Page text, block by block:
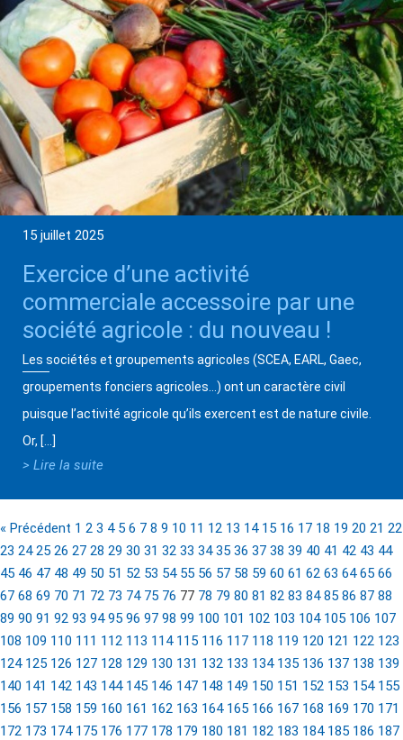
15 juillet 2025
Exercice d’une activité
commerciale accessoire par une
société agricole : du nouveau !
Les sociétés et groupements agricoles (SCEA, EARL, Gaec,
groupements fonciers agricoles…) ont un caractère civil
puisque l’activité agricole qu’ils exercent est de nature civile.
Or, […]
> Lire la suite
« Précédent 1 2 3 4 5 6 7 8 9 10 11 12 13 14 15 16 17 18 19 20 21 22
23 24 25 26 27 28 29 30 31 32 33 34 35 36 37 38 39 40 41 42 43 44
45 46 47 48 49 50 51 52 53 54 55 56 57 58 59 60 61 62 63 64 65 66
67 68 69 70 71 72 73 74 75 76 77 78 79 80 81 82 83 84 85 86 87 88
89 90 91 92 93 94 95 96 97 98 99 100 101 102 103 104 105 106 107
108 109 110 111 112 113 114 115 116 117 118 119 120 121 122 123
124 125 126 127 128 129 130 131 132 133 134 135 136 137 138 139
140 141 142 143 144 145 146 147 148 149 150 151 152 153 154 155
156 157 158 159 160 161 162 163 164 165 166 167 168 169 170 171
172 173 174 175 176 177 178 179 180 181 182 183 184 185 186 187